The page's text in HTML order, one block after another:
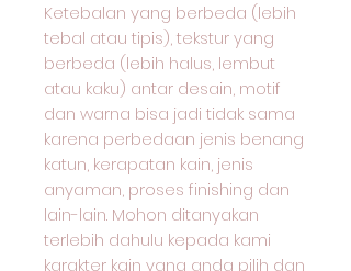
Ketebalan yang berbeda (lebih
tebal atau tipis), tekstur yang
berbeda (lebih halus, lembut
atau kaku) antar desain, motif
dan warna bisa jadi tidak sama
karena perbedaan jenis benang
katun, kerapatan kain, jenis
anyaman, proses finishing dan
lain-lain. Mohon ditanyakan
terlebih dahulu kepada kami
karakter kain yang anda pilih dan